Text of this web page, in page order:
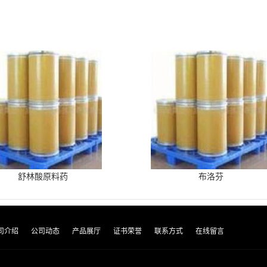
舒林酸原料药 布洛芬
介绍 公司动态 产品展厅 证书荣誉 联系方式 在线留言